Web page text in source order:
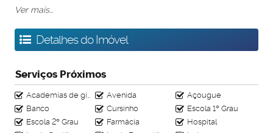
Cozinha e banheiro revestidos até o teto;
Medidores de água e luz individuais;
Portão de garagem motorizado;
Agende sua visita!
Anuncie seu imóvel! É fácil, rápido e gratuito!
Ver mais...
Detalhes do Imóvel
Serviços Próximos
Academias de ginástica Avenida
Açougue
Banco
Cursinho
Escola 1º Grau
Escola 2º Grau
Farmácia
Hospital